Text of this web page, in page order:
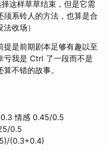
这样草草结束，但是它需
系铃人的方法，也算是合
收场）
提是前期剧本足够有趣以至
亏我是 Ctrl 了一段而不是
不错的故事。
情感 0.45/0.5
0.5
(0.3+0.4)